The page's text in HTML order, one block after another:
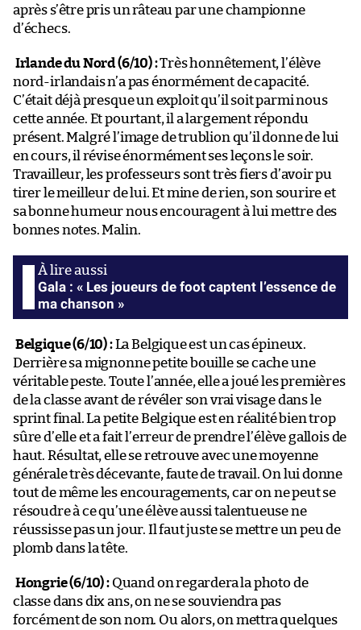
après s’être pris un râteau par une championne
d’échecs.
Irlande du Nord (6/10) :Très honnêtement, l’élève
nord-irlandais n’a pas énormément de capacité.
C’était déjà presque un exploit qu’il soit parmi nous
cette année. Et pourtant, il a largement répondu
présent. Malgré l’image de trublion qu’il donne de lui
en cours, il révise énormément ses leçons le soir.
Travailleur, les professeurs sont très fiers d’avoir pu
tirer le meilleur de lui. Et mine de rien, son sourire et
sa bonne humeur nous encouragent à lui mettre des
bonnes notes. Malin.
Gala : « Les joueurs de foot captent l’essence de
ma chanson »
Belgique (6/10) :La Belgique est un cas épineux.
Derrière sa mignonne petite bouille se cache une
véritable peste. Toute l’année, elle a joué les premières
de la classe avant de révéler son vrai visage dans le
sprint final. La petite Belgique est en réalité bien trop
sûre d’elle et a fait l’erreur de prendre l’élève gallois de
haut. Résultat, elle se retrouve avec une moyenne
générale très décevante, faute de travail. On lui donne
tout de même les encouragements, car on ne peut se
résoudre à ce qu’une élève aussi talentueuse ne
réussisse pas un jour. Il faut juste se mettre un peu de
plomb dans la tête.
Hongrie (6/10) :Quand on regardera la photo de
classe dans dix ans, on ne se souviendra pas
forcément de son nom. Ou alors, on mettra quelques